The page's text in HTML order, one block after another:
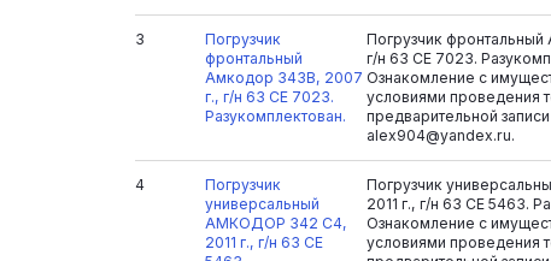
3
Погрузчик
фронтальный
Амкодор 343В, 2007
г., г/н 63 СЕ 7023.
Разукомплектован.
Погрузчик
г/н 63 СЕ 7023.
Ознакомление с
условиями проведения
предварительной
alex904@yandex.ru.
4
Погрузчик
универсальный
АМКОДОР 342 С4,
2011 г., г/н 63 СЕ
Погрузчик
2011 г., г/н 63 СЕ 5463.
Ознакомление с
условиями проведения